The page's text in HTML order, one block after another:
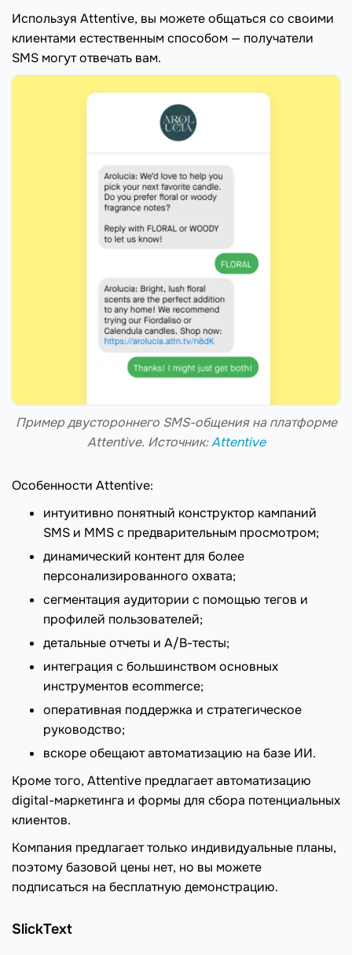
Используя Attentive, вы можете общаться со своими
клиентами естественным способом — получатели
SMS могут отвечать вам.
Пример двустороннего SMS-общения на платформе
Attentive. Источник:Attentive
Особенности Attentive:
интуитивно понятный конструктор кампаний
SMS и MMS с предварительным просмотром;
динамический контент для более
персонализированного охвата;
сегментация аудитории с помощью тегов и
профилей пользователей;
детальные отчеты и A/B-тесты;
интеграция с большинством основных
инструментов ecommerce;
оперативная поддержка и стратегическое
руководство;
вскоре обещают автоматизацию на базе ИИ.
Кроме того, Attentive предлагает автоматизацию
digital-маркетинга и формы для сбора потенциальных
клиентов.
Компания предлагает только индивидуальные планы,
поэтому базовой цены нет, но вы можете
подписаться на бесплатную демонстрацию.
SlickText